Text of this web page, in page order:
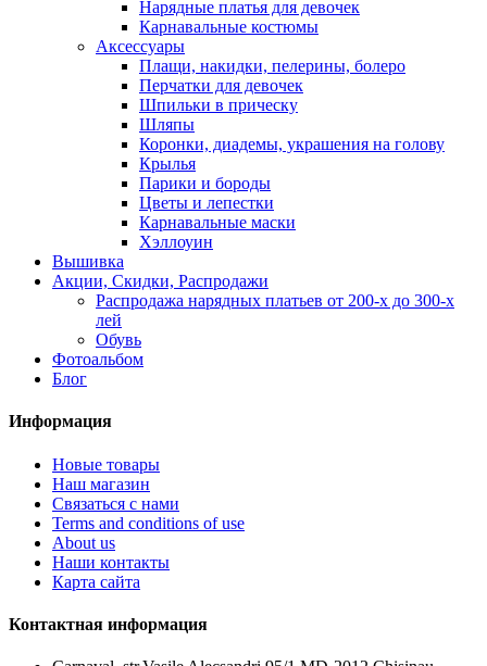
Нарядные платья для девочек
Карнавальные костюмы
Аксессуары
Плащи, накидки, пелерины, болеро
Перчатки для девочек
Шпильки в прическу
Шляпы
Коронки, диадемы, украшения на голову
Крылья
Парики и бороды
Цветы и лепестки
Карнавальные маски
Хэллоуин
Вышивка
Акции, Скидки, Распродажи
Распродажа нарядных платьев от 200-х до 300-х
лей
Обувь
Фотоальбом
Блог
Информация
Новые товары
Наш магазин
Связаться с нами
Terms and conditions of use
About us
Наши контакты
Карта сайта
Контактная информация